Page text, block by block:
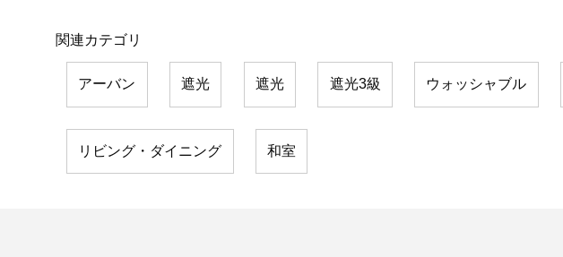
関連カテゴリ
アーバン 遮光 遮光 遮光3級 ウォッシャブル
リビング・ダイニング 和室